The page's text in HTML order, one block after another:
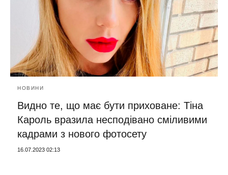
НОВИНИ
Видно те, що має бути приховане: Тіна
Кароль вразила несподівано сміливими
кадрами з нового фотосету
16.07.2023 02:13